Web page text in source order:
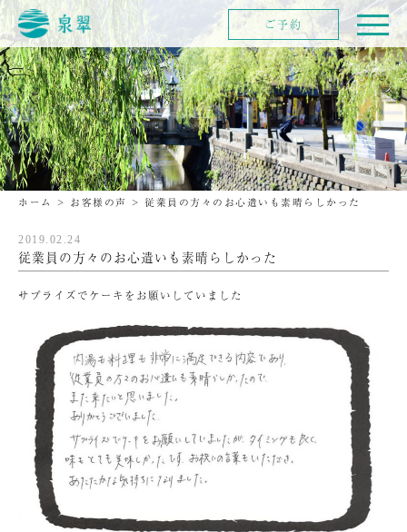
ホーム > お客様の声 > 従業員の方々のお心遣いも素晴らしかった
2019.02.24
従業員の方々のお心遣いも素晴らしかった
サプライズでケーキをお願いしていました
ご予約